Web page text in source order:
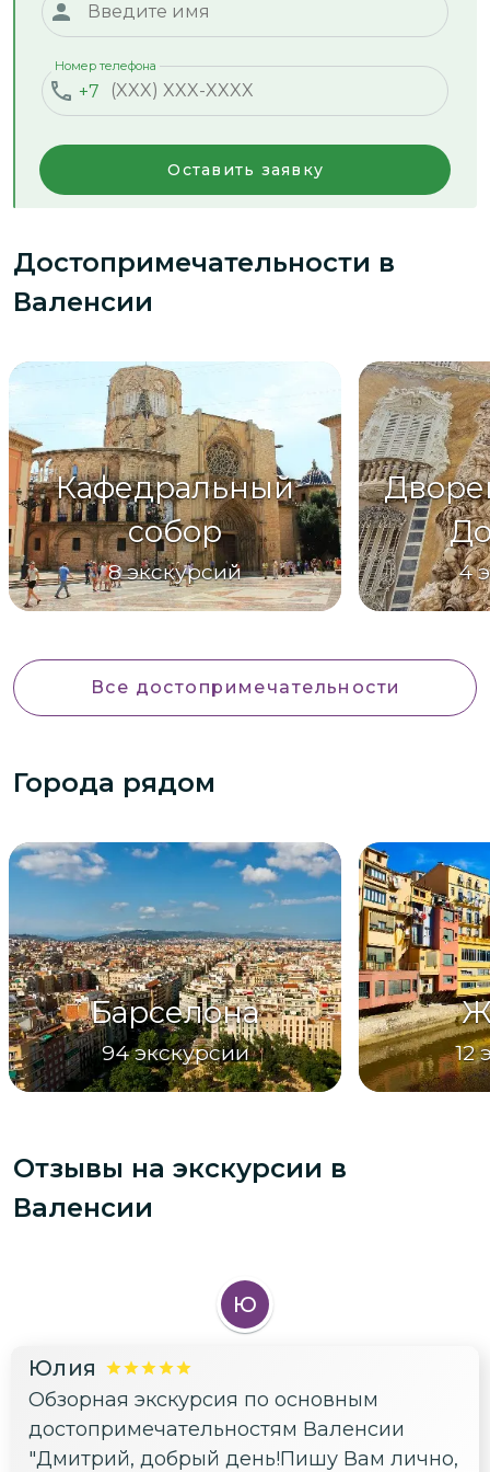
+7
Номер телефона
Оставить заявку
Достопримечательности в
Валенсии
Кафедральный
собор
8 экскурсий 4
Все достопримечательности
Города рядом
Барселона
94 экскурсии 12
Отзывы на экскурсии в
Валенсии
Ю
Юлия
Обзорная экскурсия по основным
достопримечательностям Валенсии
"Дмитрий, добрый день!Пишу Вам лично,